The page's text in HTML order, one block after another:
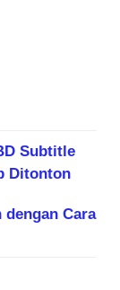
Subtitle
Ditonton
Cara